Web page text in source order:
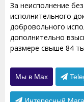
За неисполнение
исполнительного
добровольного
дополнительно
размере свыше 84
Мы в Max